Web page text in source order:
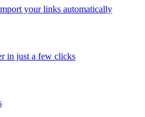
your links automatically
in just a few clicks